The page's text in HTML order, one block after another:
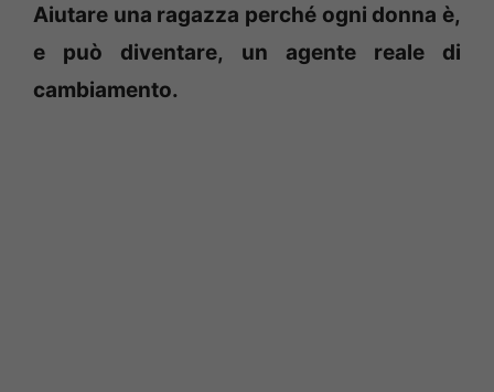
Aiutare una ragazza perché ogni donna è,
e può diventare, un agente reale di
cambiamento.